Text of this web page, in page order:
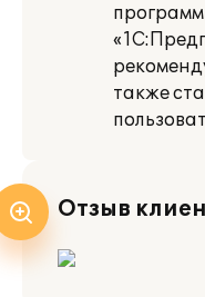
также
Отзыв